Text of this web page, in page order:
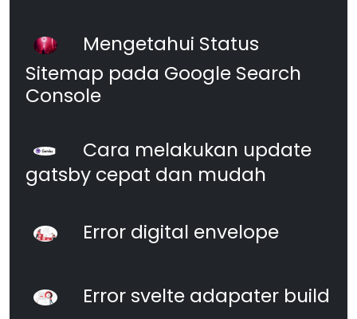
Mengetahui Status
Sitemap pada Google Search
Console
Cara melakukan update
gatsby cepat dan mudah
Error digital envelope
Error svelte adapater build